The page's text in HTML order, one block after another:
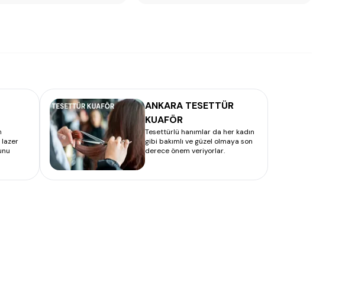
lazer
ANKARA TESETTÜR
KUAFÖR
Tesettürlü hanımlar da her kadın
gibi bakımlı ve güzel olmaya son
derece önem veriyorlar.